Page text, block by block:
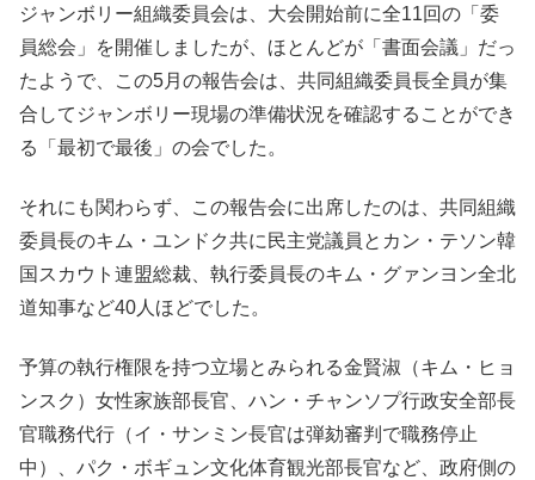
ジャンボリー組織委員会は、大会開始前に全11回の「委
員総会」を開催しましたが、ほとんどが「書面会議」だっ
たようで、この5月の報告会は、共同組織委員長全員が集
合してジャンボリー現場の準備状況を確認することができ
る「最初で最後」の会でした。
それにも関わらず、この報告会に出席したのは、共同組織
委員長のキム・ユンドク共に民主党議員とカン・テソン韓
国スカウト連盟総裁、執行委員長のキム・グァンヨン全北
道知事など40人ほどでした。
予算の執行権限を持つ立場とみられる金賢淑（キム・ヒョ
ンスク）女性家族部長官、ハン・チャンソプ行政安全部長
官職務代行（イ・サンミン長官は弾劾審判で職務停止
中）、パク・ボギュン文化体育観光部長官など、政府側の